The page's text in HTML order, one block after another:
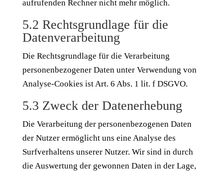
aufrufenden Rechner nicht mehr möglich.
5.2 Rechtsgrundlage für die
Datenverarbeitung
Die Rechtsgrundlage für die Verarbeitung
personenbezogener Daten unter Verwendung von
Analyse-Cookies ist Art. 6 Abs. 1 lit. f DSGVO.
5.3 Zweck der Datenerhebung
Die Verarbeitung der personenbezogenen Daten
der Nutzer ermöglicht uns eine Analyse des
Surfverhaltens unserer Nutzer. Wir sind in durch
die Auswertung der gewonnen Daten in der Lage,